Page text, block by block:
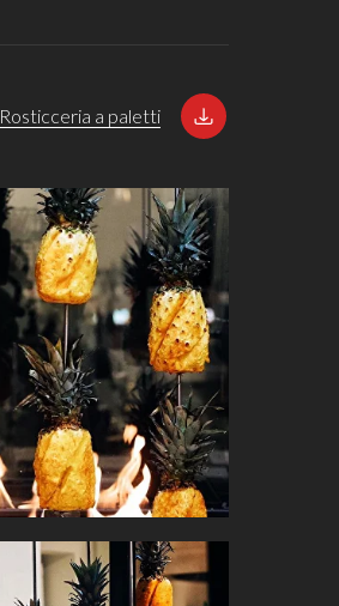
Rosticceria a paletti